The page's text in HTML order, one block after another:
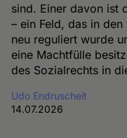
sind. Einer davon ist
– ein Feld, das in
neu reguliert wurde
eine Machtfülle
des Sozialrechts in
Udo Endruscheit
14.07.2026